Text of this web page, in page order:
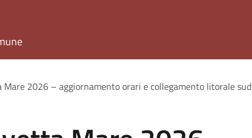
2026 – aggiornamento orari e collegamento litorale sud